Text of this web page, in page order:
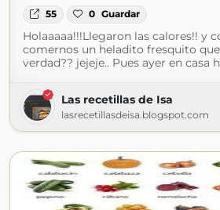
55 0 Guardar
Holaaaaa!!!Llegaron las calores!! y
comernos un heladito fresquito
verdad?? jejeje.. Pues ayer en casa
Las recetillas de Isa
lasrecetillasdeisa.blogspot.com